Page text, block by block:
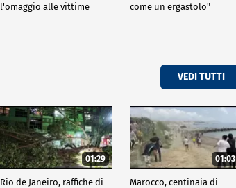
l'omaggio alle vittime
come un ergastolo"
VEDI TUTTI
01:29
Rio de Janeiro, raffiche di
01:03
Marocco, centinaia di